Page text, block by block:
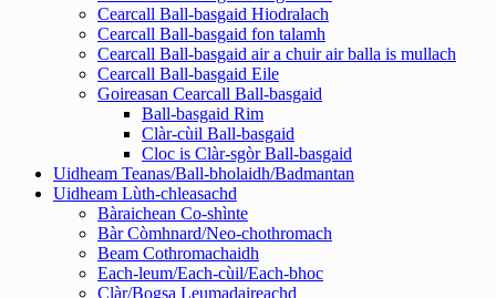
Cearcall Ball-basgaid Hiodralach
Cearcall Ball-basgaid fon talamh
Cearcall Ball-basgaid air a chuir air balla is mullach
Cearcall Ball-basgaid Eile
Goireasan Cearcall Ball-basgaid
Ball-basgaid Rim
Clàr-cùil Ball-basgaid
Cloc is Clàr-sgòr Ball-basgaid
Uidheam Teanas/Ball-bholaidh/Badmantan
Uidheam Lùth-chleasachd
Bàraichean Co-shìnte
Bàr Còmhnard/Neo-chothromach
Beam Cothromachaidh
Each-leum/Each-cùil/Each-bhoc
Clàr/Bogsa Leumadaireachd